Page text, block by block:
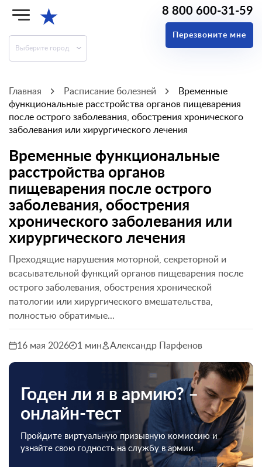
★
Выберите город
8 800 600-31-59
Перезвоните мне
Главная Расписание болезней
Временные
функциональные расстройства органов пищеварения
после острого заболевания, обострения хронического
заболевания или хирургического лечения
Временные функциональные
расстройства органов
пищеварения после острого
заболевания, обострения
хронического заболевания или
хирургического лечения
Преходящие нарушения моторной, секреторной и
всасывательной функций органов пищеварения после
острого заболевания, обострения хронической
патологии или хирургического вмешательства,
полностью обратимые...
16 мая 2026 1 мин Александр Парфенов
Годен ли я в армию? –
онлайн-тест
Пройдите виртуальную призывную комиссию и
узнайте свою годность на службу в армии.